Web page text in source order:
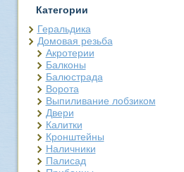
Категории
Геральдика
Домовая резьба
Акротерии
Балконы
Балюстрада
Ворота
Выпиливание лобзиком
Двери
Калитки
Кронштейны
Наличники
Палисад